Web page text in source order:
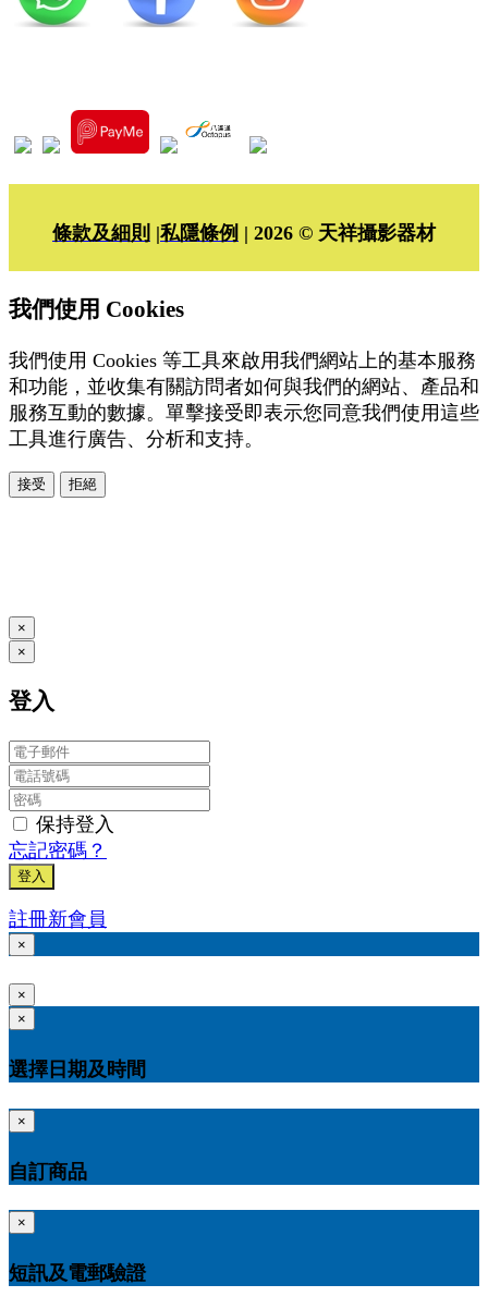
條款及細則 |私隱條例 | 2026 © 天祥攝影器材
我們使用 Cookies
我們使用 Cookies 等工具來啟用我們網站上的基本服務
和功能，並收集有關訪問者如何與我們的網站、產品和
服務互動的數據。單擊接受即表示您同意我們使用這些
工具進行廣告、分析和支持。
接受 拒絕
×
×
登入
保持登入
忘記密碼？
登入
註冊新會員
×
×
×
選擇日期及時間
×
自訂商品
×
短訊及電郵驗證